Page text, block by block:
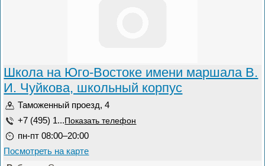
Школа на Юго-Востоке имени маршала В.
И. Чуйкова, школьный корпус
Таможенный проезд, 4
+7 (495) 1... Показать телефон
пн-пт 08:00–20:00
Посмотреть на карте